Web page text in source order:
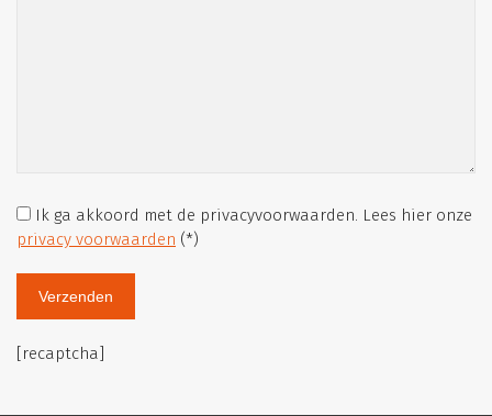
Ik ga akkoord met de privacyvoorwaarden. Lees hier onze
privacy voorwaarden (*)
[recaptcha]